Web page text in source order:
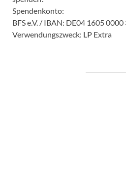
Spendenkonto:
BFS e.V. / IBAN: DE04 1605
Verwendungszweck: LP Extra